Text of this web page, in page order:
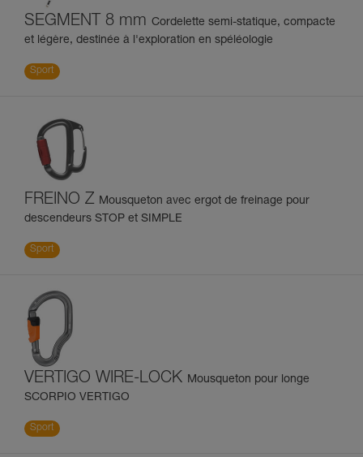
SEGMENT 8 mm Cordelette semi-statique, compacte
et légère, destinée à l'exploration en spéléologie
Sport
FREINO Z Mousqueton avec ergot de freinage pour
descendeurs STOP et SIMPLE
Sport
VERTIGO WIRE-LOCK Mousqueton pour longe
SCORPIO VERTIGO
Sport